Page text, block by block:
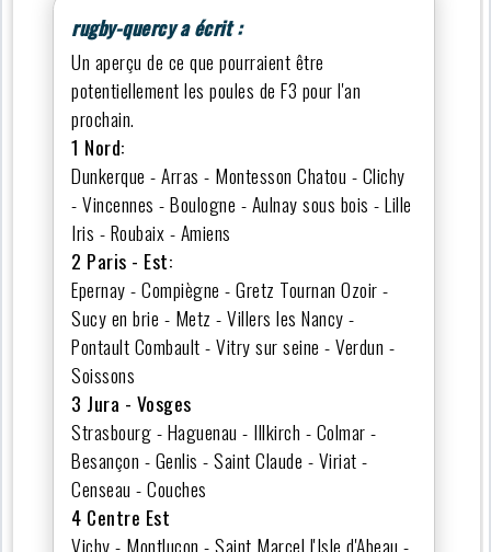
rugby-quercy a écrit :
Un aperçu de ce que pourraient être
potentiellement les poules de F3 pour l'an
prochain.
1 Nord:
Dunkerque - Arras - Montesson Chatou - Clichy
- Vincennes - Boulogne - Aulnay sous bois - Lille
Iris - Roubaix - Amiens
2 Paris - Est:
Epernay - Compiègne - Gretz Tournan Ozoir -
Sucy en brie - Metz - Villers les Nancy -
Pontault Combault - Vitry sur seine - Verdun -
Soissons
3 Jura - Vosges
Strasbourg - Haguenau - Illkirch - Colmar -
Besançon - Genlis - Saint Claude - Viriat -
Censeau - Couches
4 Centre Est
Vichy - Montluçon - Saint Marcel l'Isle d'Abeau -